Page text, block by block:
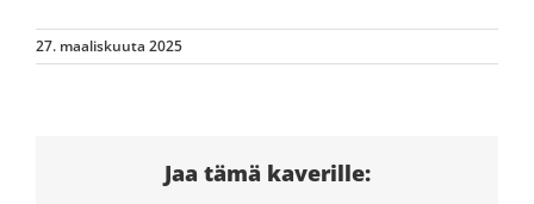
27. maaliskuuta 2025
Jaa tämä kaverille: